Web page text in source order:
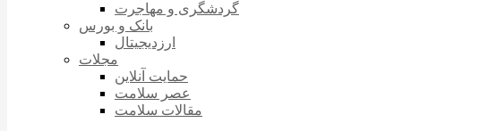
گردشگری و مهاجرت
بانک و بورس
ارزدیجیتال
مجلات
حمایت آنلاین
عصر سلامت
مقالات سلامت